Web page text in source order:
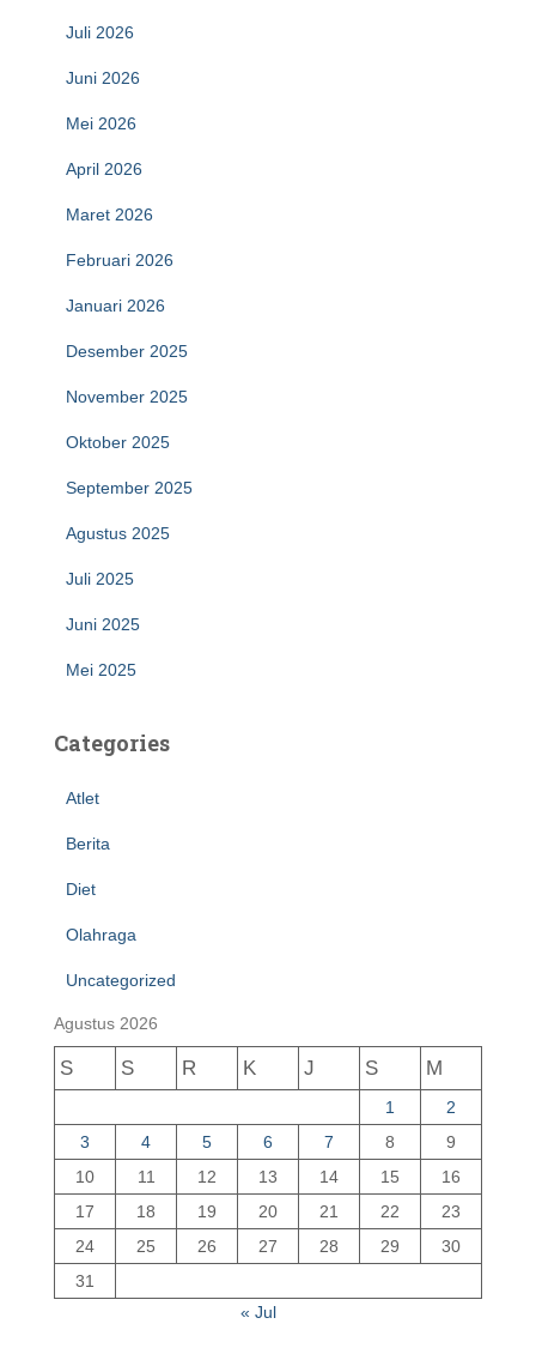
Juli 2026
Juni 2026
Mei 2026
April 2026
Maret 2026
Februari 2026
Januari 2026
Desember 2025
November 2025
Oktober 2025
September 2025
Agustus 2025
Juli 2025
Juni 2025
Mei 2025
Categories
Atlet
Berita
Diet
Olahraga
Uncategorized
Agustus 2026
S S R K J S M
1
2
3
4 5 6 7 8
9
10
11 12 13 14 15
16
17
18 19 20 21 22
23
24
25 26 27 28 29
30
31
« Jul